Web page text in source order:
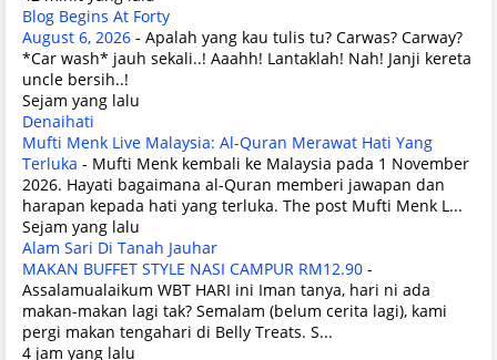
Blog Begins At Forty
August 6, 2026 - Apalah yang kau tulis tu? Carwas? Carway?
*Car wash* jauh sekali..! Aaahh! Lantaklah! Nah! Janji kereta
uncle bersih..!
Sejam yang lalu
Denaihati
Mufti Menk Live Malaysia: Al-Quran Merawat Hati Yang
Terluka - Mufti Menk kembali ke Malaysia pada 1 November
2026. Hayati bagaimana al-Quran memberi jawapan dan
harapan kepada hati yang terluka. The post Mufti Menk L...
Sejam yang lalu
Alam Sari Di Tanah Jauhar
MAKAN BUFFET STYLE NASI CAMPUR RM12.90 -
Assalamualaikum WBT HARI ini Iman tanya, hari ni ada
makan-makan lagi tak? Semalam (belum cerita lagi), kami
pergi makan tengahari di Belly Treats. S...
4 jam yang lalu